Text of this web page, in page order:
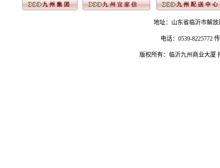
地址：山东省临沂市解放
电话：0539-8225772
版权所有：临沂九州商业大厦